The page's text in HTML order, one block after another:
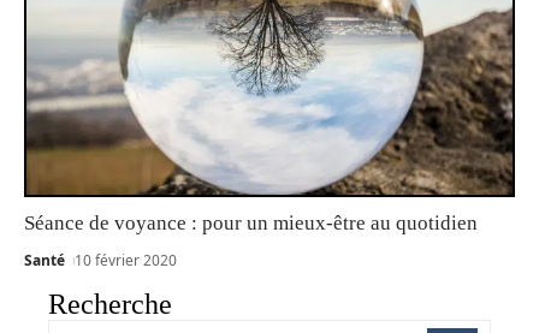
Séance de voyance : pour un mieux-être au quotidien
Santé 10 février 2020
Recherche